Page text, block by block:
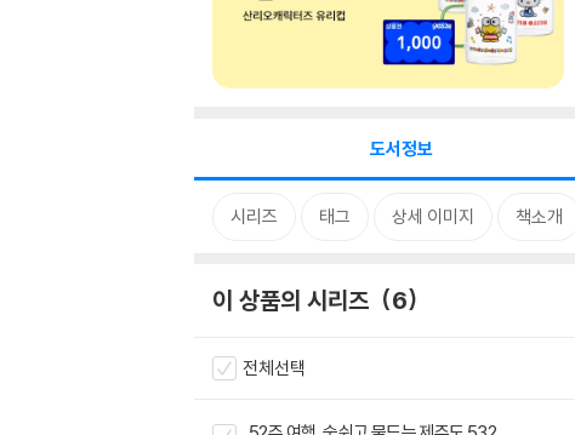
도서정보
시리즈 태그 상세 이미지 책소개
이 상품의 시리즈 6
전체선택